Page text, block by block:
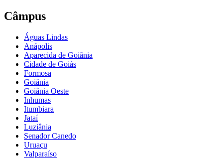
Câmpus
Águas Lindas
Anápolis
Aparecida de Goiânia
Cidade de Goiás
Formosa
Goiânia
Goiânia Oeste
Inhumas
Itumbiara
Jataí
Luziânia
Senador Canedo
Uruaçu
Valparaíso